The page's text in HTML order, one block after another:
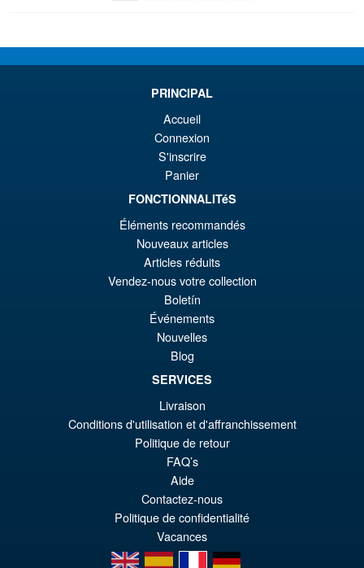
ancien
PRINCIPAL
Accueil
Connexion
S'inscrire
Panier
FONCTIONNALITéS
Éléments recommandés
Nouveaux articles
Articles réduits
Vendez-nous votre collection
Boletín
Événements
Nouvelles
Blog
SERVICES
Livraison
Conditions d'utilisation et d'affranchissement
Politique de retour
FAQ’s
Aide
Contactez-nous
Politique de confidentialité
Vacances
en
es fr de